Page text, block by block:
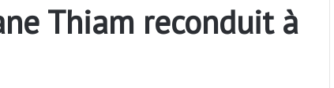
Thiam reconduit à